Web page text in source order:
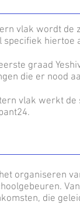
vlak wordt de
specifiek hiertoe
graad
die er nood
vlak werkt de
organiseren
die